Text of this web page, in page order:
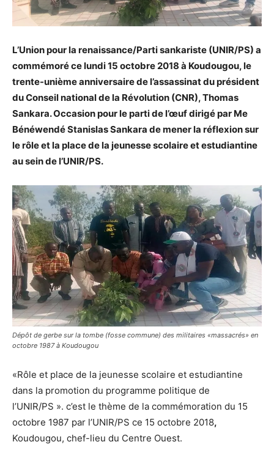
L’Union pour la renaissance/Parti sankariste (UNIR/PS) a
commémoré ce lundi 15 octobre 2018 à Koudougou, le
trente-unième anniversaire de l’assassinat du président
du Conseil national de la Révolution (CNR), Thomas
Sankara. Occasion pour le parti de l’œuf dirigé par Me
Bénéwendé Stanislas Sankara de mener la réflexion sur
le rôle et la place de la jeunesse scolaire et estudiantine
au sein de l’UNIR/PS.
Dépôt de gerbe sur la tombe (fosse commune) des militaires «massacrés» en
octobre 1987 à Koudougou
«Rôle et place de la jeunesse scolaire et estudiantine
dans la promotion du programme politique de
l’UNIR/PS ». c’est le thème de la commémoration du 15
octobre 1987 par l’UNIR/PS ce 15 octobre 2018,
Koudougou, chef-lieu du Centre Ouest.